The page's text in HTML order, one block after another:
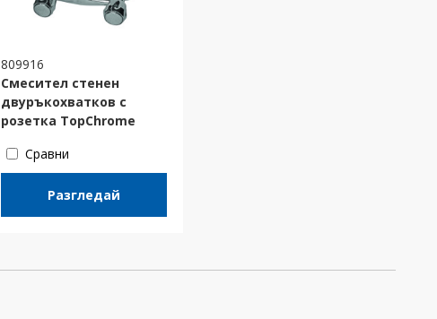
809916
Смесител стенен
двуръкохватков с
розетка TopChrome
Сравни
Разгледай